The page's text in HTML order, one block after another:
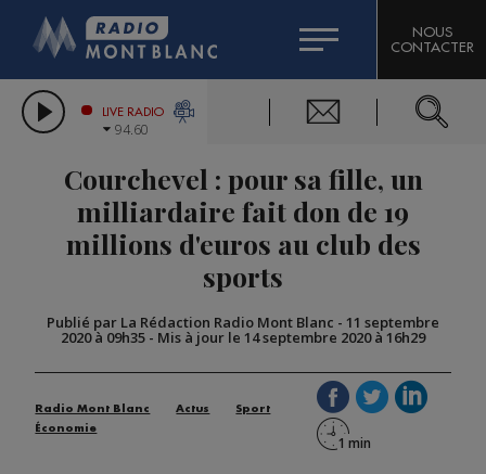
LES CHRONIQUES DE L'EXPERT
CITIZEN MACHINERY
GRAND MASSIF DOMAINES SKIABLES
BIGARD
COMPAGNIE DU MONT-BLANC
NOUS
CONTACTER
LIVE RADIO
94.60
Courchevel : pour sa fille, un
milliardaire fait don de 19
millions d'euros au club des
sports
Publié par La Rédaction Radio Mont Blanc - 11 septembre
2020 à 09h35 - Mis à jour le 14 septembre 2020 à 16h29
Radio Mont Blanc Actus
Sport
Économie